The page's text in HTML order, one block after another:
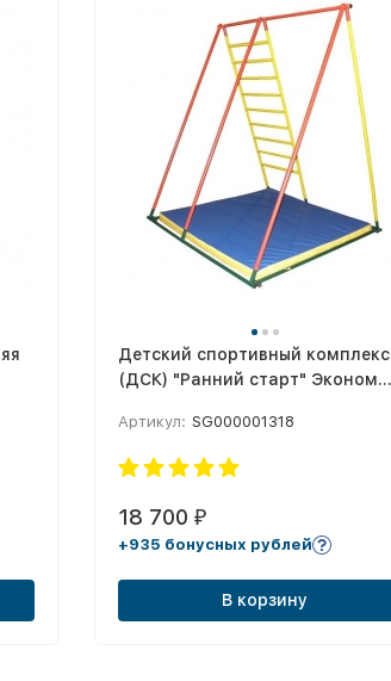
Детский спортивный комплекс
(ДСК) "Ранний старт" Эконом
Артикул: SG000001318
18 700₽
+935 бонусных рублей
В корзину